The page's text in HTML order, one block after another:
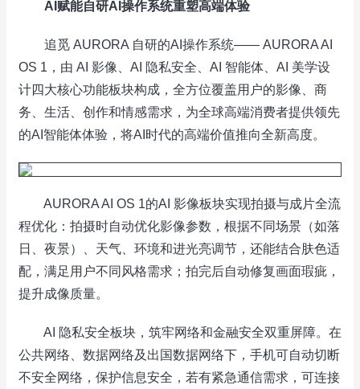
AI 赋能自研AI 操作系统重塑高端体验
追觅 AURORA 自研的AI操作系统—— AURORA AI
OS 1，由 AI 影像、AI 隐私安全、AI 智能体、AI 美学设
计四大核心功能板块构成，全方位覆盖用户的影像、商
务、生活、创作和情感需求，为全球高端消费者提供领先
的AI智能体体验，将AI时代的高端价值推向全新高度。
AURORA AI OS 1的AI 影像板块实现拍摄与成片全流
程优化：拍摄时自动优化影像参数，根据不同场景（如落
日、夜景）、天气、环境和进光亮调节，还能结合肤色适
配，满足用户不同风格需求；拍完后自动修复画面瑕疵，
提升成像质量。
AI 隐私安全板块，筑牢网络和金融安全双重屏障。在
公共网络、数据网络及出国数据网络下，手机可自动切断
不安全网络，保护信息安全，若有紧急通信需求，可连接